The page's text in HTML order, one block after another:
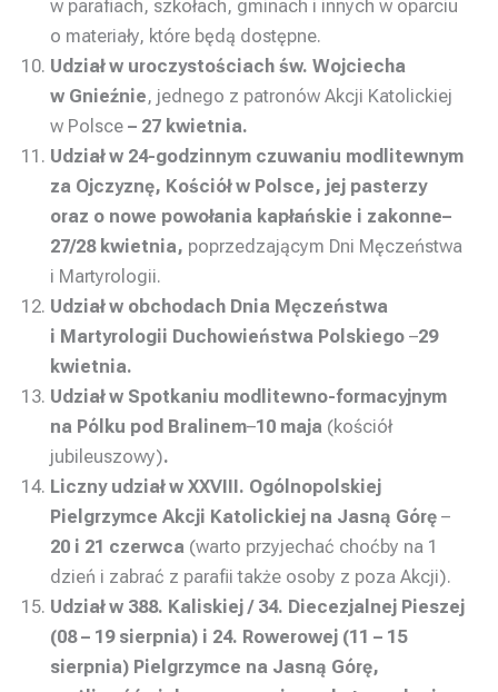
w parafiach, szkołach, gminach i innych w oparciu
o materiały, które będą dostępne.
Udział w uroczystościach św. Wojciecha
w Gnieźnie, jednego z patronów Akcji Katolickiej
w Polsce – 27 kwietnia.
Udział w 24-godzinnym czuwaniu modlitewnym
za Ojczyznę, Kościół w Polsce, jej pasterzy
oraz o nowe powołania kapłańskie i zakonne–
27/28 kwietnia, poprzedzającym Dni Męczeństwa
i Martyrologii.
Udział w obchodach Dnia Męczeństwa
i Martyrologii Duchowieństwa Polskiego–29
kwietnia.
Udział w Spotkaniu modlitewno-formacyjnym
na Pólku pod Bralinem–10 maja (kościół
jubileuszowy).
Liczny udział w XXVIII. Ogólnopolskiej
Pielgrzymce Akcji Katolickiej na Jasną Górę –
20 i 21 czerwca (warto przyjechać choćby na 1
dzień i zabrać z parafii także osoby z poza Akcji).
Udział w 388. Kaliskiej / 34. Diecezjalnej Pieszej
(08 – 19 sierpnia) i 24. Rowerowej (11 – 15
sierpnia) Pielgrzymce na Jasną Górę,